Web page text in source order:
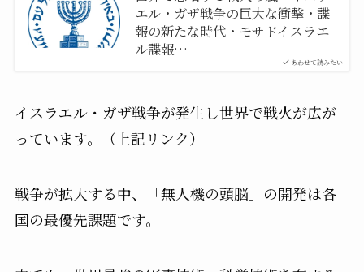
あわせて読みたい
エル・ガザ戦争の巨大な衝撃・諜
報の新たな時代・モサドイスラエ
ル諜報…
イスラエル・ガザ戦争が発生し世界で戦火が広が
っています。（上記リンク）
戦争が拡大する中、「無人機の頭脳」の開発は各
国の最優先課題です。